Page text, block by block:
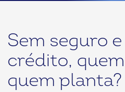
Sem seguro
crédito,
quem planta?